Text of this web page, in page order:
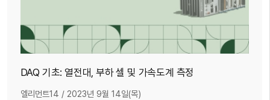
DAQ 기초: 열전대, 부하 셀 및 가속도계 측정
엘리먼트14 / 2023년 9월 14일(목)